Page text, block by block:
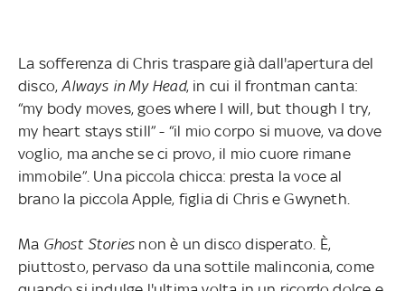
La sofferenza di Chris traspare già dall'apertura del
disco,Always in My Head, in cui il frontman canta:
“my body moves, goes where I will, but though I try,
my heart stays still” - “il mio corpo si muove, va dove
voglio, ma anche se ci provo, il mio cuore rimane
immobile”. Una piccola chicca: presta la voce al
brano la piccola Apple, figlia di Chris e Gwyneth.
Ma Ghost Stories non è un disco disperato. È,
piuttosto, pervaso da una sottile malinconia, come